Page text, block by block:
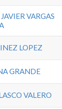
VARGAS
LOPEZ
GRANDE
VALERO